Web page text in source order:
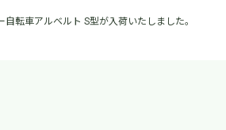
転車アルベルト S型が入荷いたしました。